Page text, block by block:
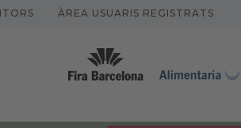
ÀREA USUARIS REGISTRATS